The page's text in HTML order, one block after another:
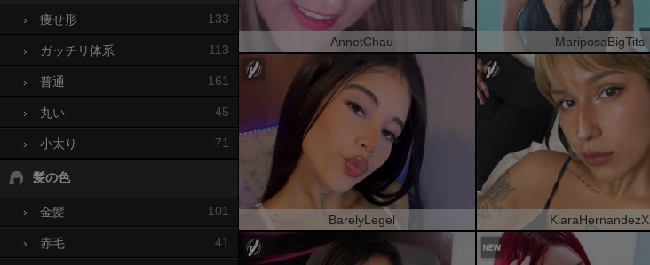
› 痩せ形 133
› ガッチリ体系 113
› 普通 161
› 丸い 45
› 小太り 71
髪の色
› 金髪 101
› 赤毛 41
AnnetChau MariposaBigTits
BarelyLegel KiaraHernandezX